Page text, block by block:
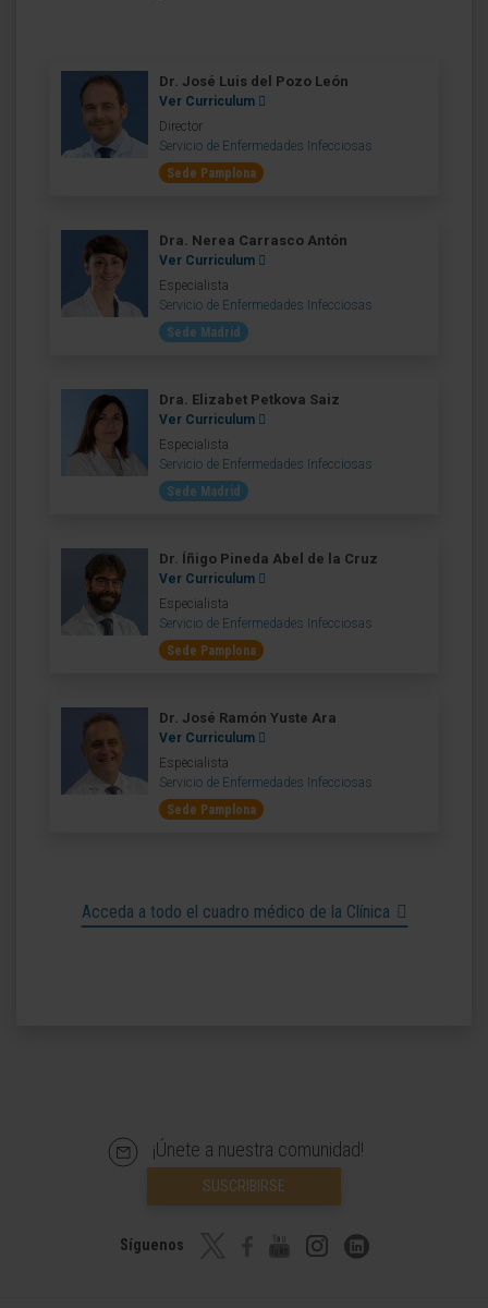
Dr. José Luis del Pozo León
Ver Curriculum
Director
Servicio de Enfermedades Infecciosas
Sede Pamplona
Dra. Nerea Carrasco Antón
Ver Curriculum
Especialista
Servicio de Enfermedades Infecciosas
Sede Madrid
Dra. Elizabet Petkova Saiz
Ver Curriculum
Especialista
Servicio de Enfermedades Infecciosas
Sede Madrid
Dr. Íñigo Pineda Abel de la Cruz
Ver Curriculum
Especialista
Servicio de Enfermedades Infecciosas
Sede Pamplona
Dr. José Ramón Yuste Ara
Ver Curriculum
Especialista
Servicio de Enfermedades Infecciosas
Sede Pamplona
Acceda a todo el cuadro médico de la Clínica
¡Únete a nuestra comunidad!
SUSCRIBIRSE
Síguenos